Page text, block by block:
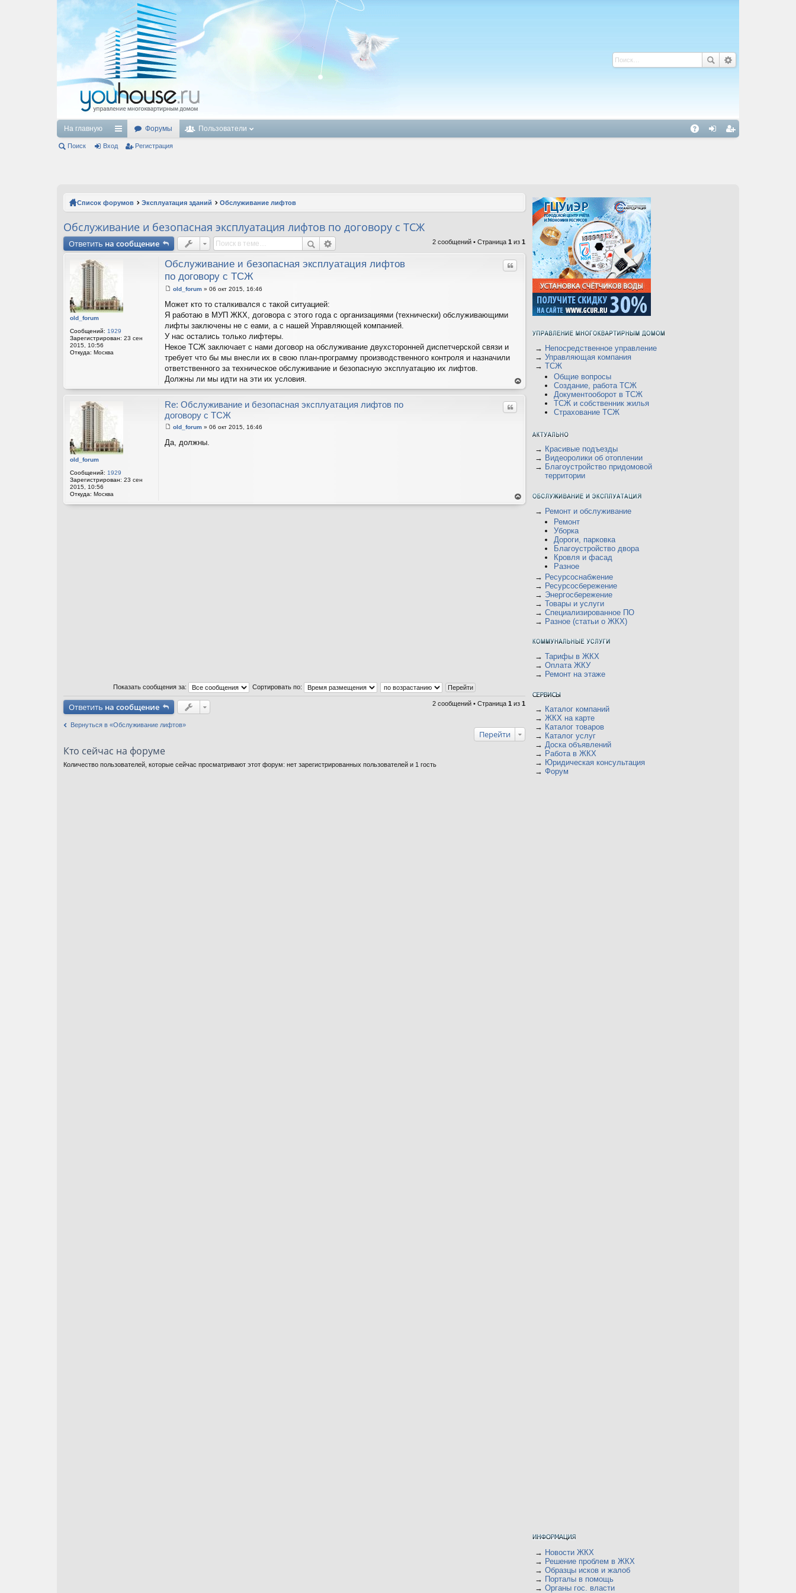
На главную С
с
и
Форумы Пользователи
Поиск Вход Регистрация
Список форумов Эксплуатация зданий Обслуживание лифтов
Обслуживание и безопасная эксплуатация лифтов по договору с ТСЖ
Ответить на сообщение 2 сообщений • Страница 1 из 1
old_forum
Сообщений: 1929
Зарегистрирован: 23 сен
2015, 10:56
Откуда: Москва
Обслуживание и безопасная эксплуатация лифтов
по договору с ТСЖ
Цитата
о
о
б
щ
е
н
и
е
old_forum » 06 окт 2015, 16:46
Может кто то сталкивался с такой ситуацией:
Я работаю в МУП ЖКХ, договора с этого года с организациями (технически) обслуживающими
лифты заключены не с еами, а с нашей Управляющей компанией.
У нас остались только лифтеры.
Некое ТСЖ заключает с нами договор на обслуживание двухсторонней диспетчерской связи и
требует что бы мы внесли их в свою план-программу производственного контроля и назначили
ответственного за техническое обслуживание и безопасную эксплуатацию их лифтов.
Должны ли мы идти на эти их условия.
ну
на
old_forum
Сообщений: 1929
Зарегистрирован: 23 сен
2015, 10:56
Откуда: Москва
Re: Обслуживание и безопасная эксплуатация лифтов по
договору с ТСЖ
Цитата
о
old_forum » 06 окт 2015, 16:46
Да, должны.
Показать сообщения за: Сортировать по:
Ответить на сообщение 2 сообщений • Страница 1 из 1
Вернуться в «Обслуживание лифтов»
Перейти
Кто сейчас на форуме
Количество пользователей, которые сейчас просматривают этот форум: нет зарегистрированных пользователей и 1 гость
→ Непосредственное управление
→ Управляющая компания
→ ТСЖ
Общие вопросы
Создание, работа ТСЖ
Документооборот в ТСЖ
ТСЖ и собственник жилья
Страхование ТСЖ
→ Красивые подъезды
→ Видеоролики об отоплении
→ Благоустройство придомовой
территории
→ Ремонт и обслуживание
Ремонт
Уборка
Дороги, парковка
Благоустройство двора
Кровля и фасад
Разное
→ Ресурсоснабжение
→ Ресурсосбережение
→ Энергосбережение
→ Товары и услуги
→ Специализированное ПО
→ Разное (статьи о ЖКХ)
→ Тарифы в ЖКХ
→ Оплата ЖКУ
→ Ремонт на этаже
→ Каталог компаний
→ ЖКХ на карте
→ Каталог товаров
→ Каталог услуг
→ Доска объявлений
→ Работа в ЖКХ
→ Юридическая консультация
→ Форум
→ Новости ЖКХ
→ Решение проблем в ЖКХ
→ Образцы исков и жалоб
→ Порталы в помощь
→ Органы гос. власти